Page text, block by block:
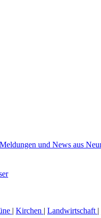
| Kirchen | Landwirtschaft |